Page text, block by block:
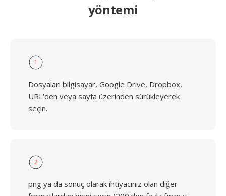
yöntemi
1
Dosyaları bilgisayar, Google Drive, Dropbox,
URL'den veya sayfa üzerinden sürükleyerek
seçin.
2
png ya da sonuç olarak ihtiyacınız olan diğer